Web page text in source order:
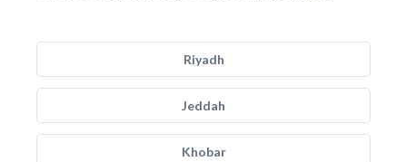
Riyadh
Jeddah
Khobar